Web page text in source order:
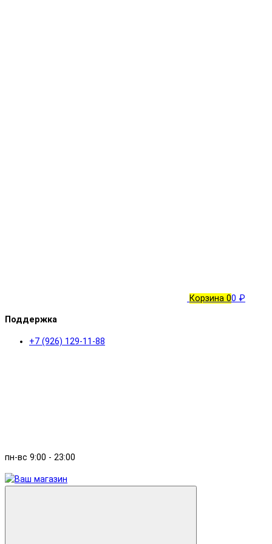
Корзина 00 ₽
Поддержка
+7 (926) 129-11-88
пн-вс 9:00 - 23:00